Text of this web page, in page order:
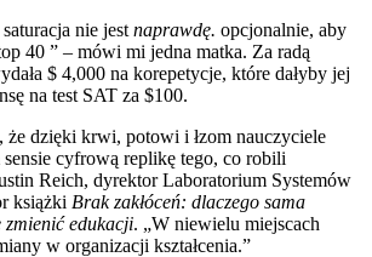
nie jest naprawdę. opcjonalnie, aby
40 ” – mówi mi jedna matka. Za radą
$ 4,000 na korepetycje, które dałyby jej
na test SAT za $100.
że dzięki krwi, potowi i łzom nauczyciele
cyfrową replikę tego, co robili
Reich, dyrektor Laboratorium Systemów
książki Brak zakłóceń: dlaczego sama
zmienić edukacji. „W niewielu miejscach
w organizacji kształcenia.”